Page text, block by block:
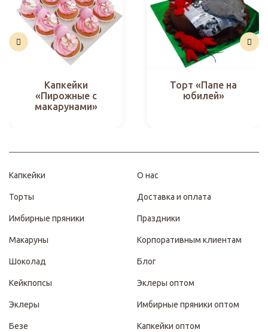
Капкейки
«Пирожные с
макарунами»
Торт «Папе на
юбилей»
Капкейки
Торты
Имбирные пряники
Макаруны
Шоколад
Кейкпопсы
Эклеры
Безе
О нас
Доставка и оплата
Праздники
Корпоративным клиентам
Блог
Эклеры оптом
Имбирные пряники оптом
Капкейки оптом